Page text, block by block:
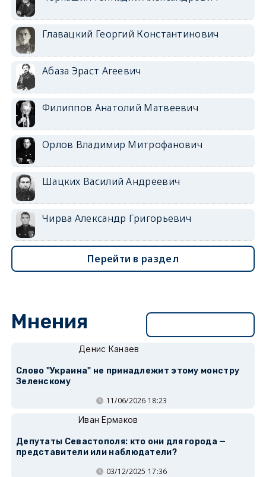
Главацкий Георгий Константинович
Абаза Эраст Агеевич
Филиппов Анатолий Матвеевич
Орлов Владимир Митрофанович
Шацких Василий Андреевич
Чирва Александр Григорьевич
Перейти в раздел
Мнения
Денис Канаев
Слово "Украина" не принадлежит этому монстру
Зеленскому
11/06/2026 18:23
Иван Ермаков
Депутаты Севастополя: кто они для города —
представители или наблюдатели?
03/12/2025 17:36